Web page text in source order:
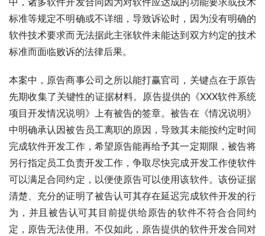
标准等规定不明确或不详细，导致诉讼时，因为没有明确的
软件技术要求而无法据此主张软件未能达到双方约定的技术
标准而面临败诉的法律后果。
本案中，原告商事公司之所以能打赢官司，关键点在于原告
先期收集了关键性的证据材料。原告提供的《XXX软件系统
项目开发情况说明》上有被告的签章。被告在《情况说明》
中明确承认因被告员工离职的原因，导致其未能按约定时间
完成软件开发工作，希望原告能再给予其一定期限，被告将
另行指定员工负责开发工作，争取尽快完成开发工作使软件
可以满足合同约定，以便使原告可以使用该软件。该份证据
清楚、充分的证明了被告认可其存在延迟完成软件开发的行
为，并且被告认可其目前提供给原告的软件不符合合同约
定，原告无法使用。不仅如此，原告提供的软件开发合同对